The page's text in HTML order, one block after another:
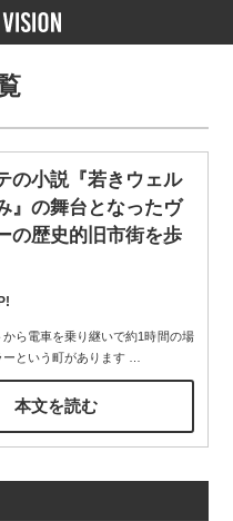
の小説『若きウェル
』の舞台となったヴ
の歴史的旧市街を歩
から電車を乗り継いで約1時間の場
ーという町があります…
本文を読む